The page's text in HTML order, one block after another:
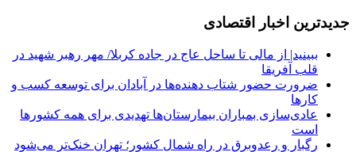
جدیدترین اخبار اقتصادی
ببینید| از مالی تا ساحل عاج در جاده کربلا/ مهر رهبر شهید در
قلب آفریقا
ضرورت حضور شتاب ‌دهنده‌ها در آبادان برای توسعه کسب‌ و
کارها
عادی‌سازی بمباران بیمارستان‌ها تهدیدی برای همه کشورها
است
رگبار و رعدوبرق در راه شمال کشور؛ تهران خنک‌تر می‌شود